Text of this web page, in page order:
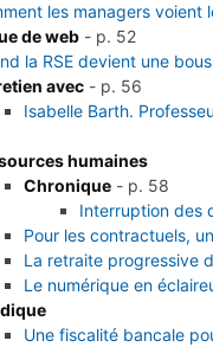
les managers voient
de web - p. 52
la RSE devient une
avec - p. 56
Isabelle Barth.
humaines
Chronique- p. 58
Interruption des
Pour les contractuels,
La retraite progressive
Le numérique en
Une fiscalité bancale